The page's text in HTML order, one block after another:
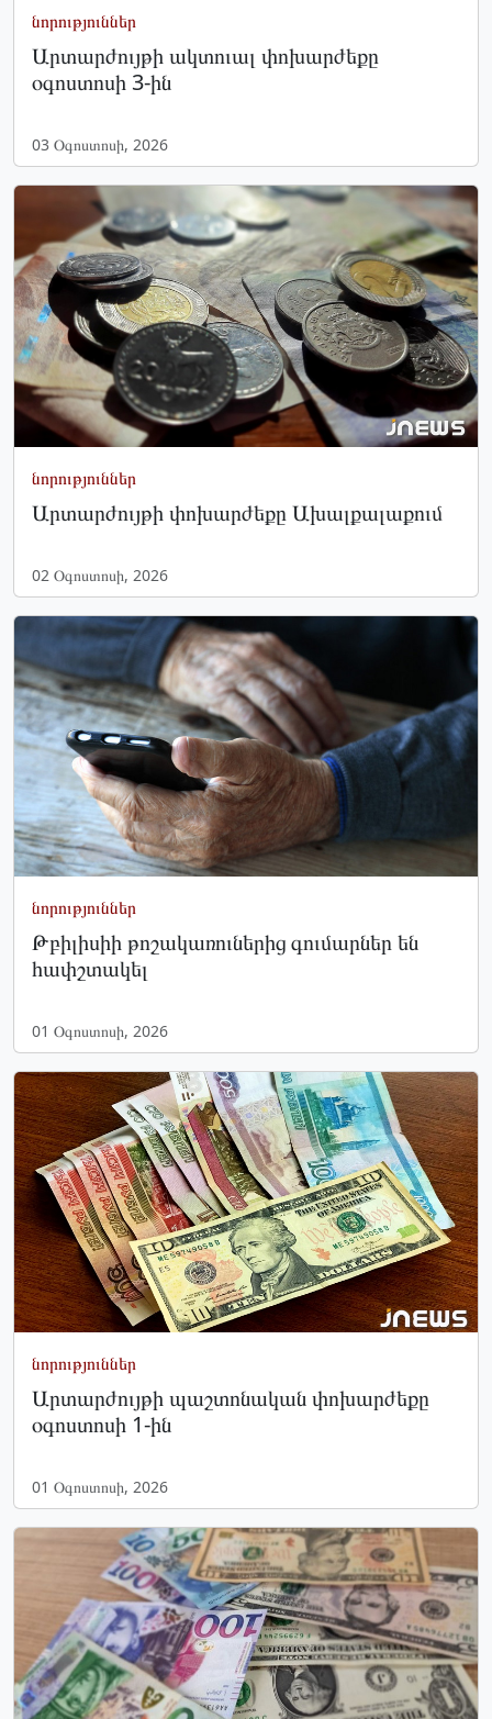
նորություններ
Արտարժույթի ակտուալ փոխարժեքը
օգոստոսի 3-ին
03 Օգոստոսի, 2026
նորություններ
Արտարժույթի փոխարժեքը Ախալքալաքում
02 Օգոստոսի, 2026
նորություններ
Թբիլիսիի թոշակառուներից գումարներ են
հափշտակել
01 Օգոստոսի, 2026
նորություններ
Արտարժույթի պաշտոնական փոխարժեքը
օգոստոսի 1-ին
01 Օգոստոսի, 2026